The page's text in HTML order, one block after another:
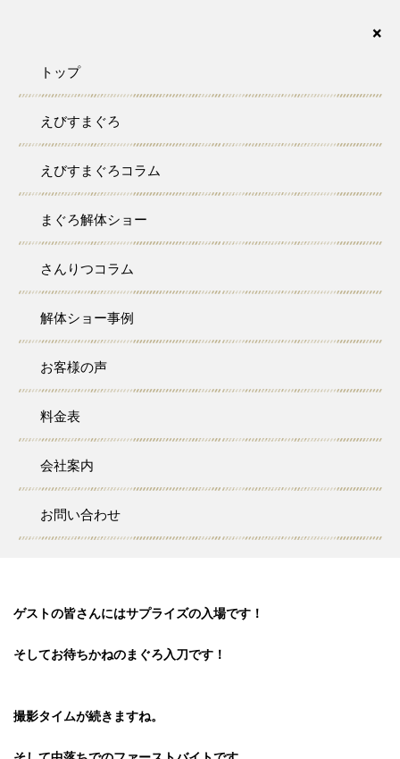
×
トップ
えびすまぐろ
えびすまぐろコラム
まぐろ解体ショー
さんりつコラム
解体ショー事例
お客様の声
料金表
会社案内
お問い合わせ
SANRITSU COLUMN
さんりつコラム
2022/09/16
先日はM様の御結婚式披露宴に呼んで頂き解体ショーをさせて頂
きました。
しっかりと打ち合わせをして参りました。
ゲストの皆さんにはサプライズの入場です！
そしてお待ちかねのまぐろ入刀です！
撮影タイムが続きますね。